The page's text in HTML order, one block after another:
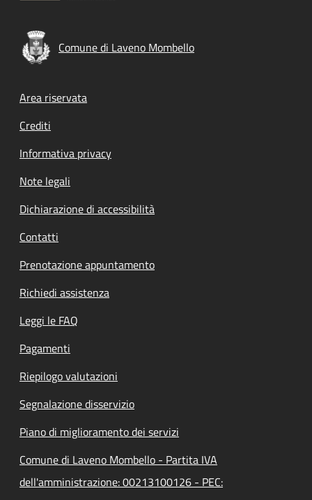
Comune di Laveno Mombello
Footer menu
Area riservata
Crediti
Informativa privacy
Note legali
Dichiarazione di accessibilità
Contatti
Prenotazione appuntamento
Richiedi assistenza
Leggi le FAQ
Pagamenti
Riepilogo valutazioni
Segnalazione disservizio
Piano di miglioramento dei servizi
Comune di Laveno Mombello - Partita IVA
dell'amministrazione: 00213100126 - PEC: